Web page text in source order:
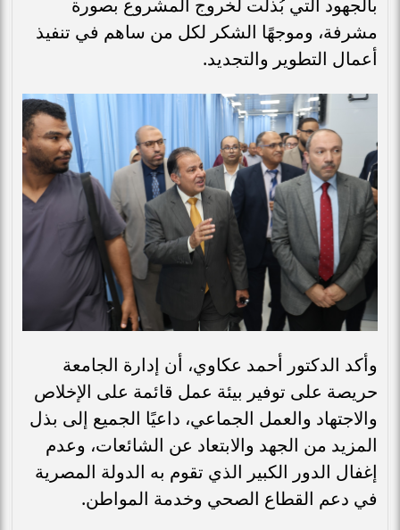
بالجهود التي بُذلت لخروج المشروع بصورة
مشرفة، وموجهًا الشكر لكل من ساهم في تنفيذ
أعمال التطوير والتجديد.
وأكد الدكتور أحمد عكاوي، أن إدارة الجامعة
حريصة على توفير بيئة عمل قائمة على الإخلاص
والاجتهاد والعمل الجماعي، داعيًا الجميع إلى بذل
المزيد من الجهد والابتعاد عن الشائعات، وعدم
إغفال الدور الكبير الذي تقوم به الدولة المصرية
في دعم القطاع الصحي وخدمة المواطن.